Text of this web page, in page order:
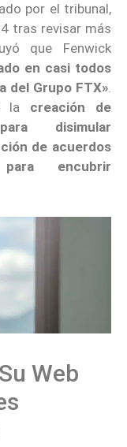
por el tribunal,
tras revisar más
que Fenwick
en casi todos
del Grupo FTX».
la creación de
disimular
de acuerdos
encubrir
Web